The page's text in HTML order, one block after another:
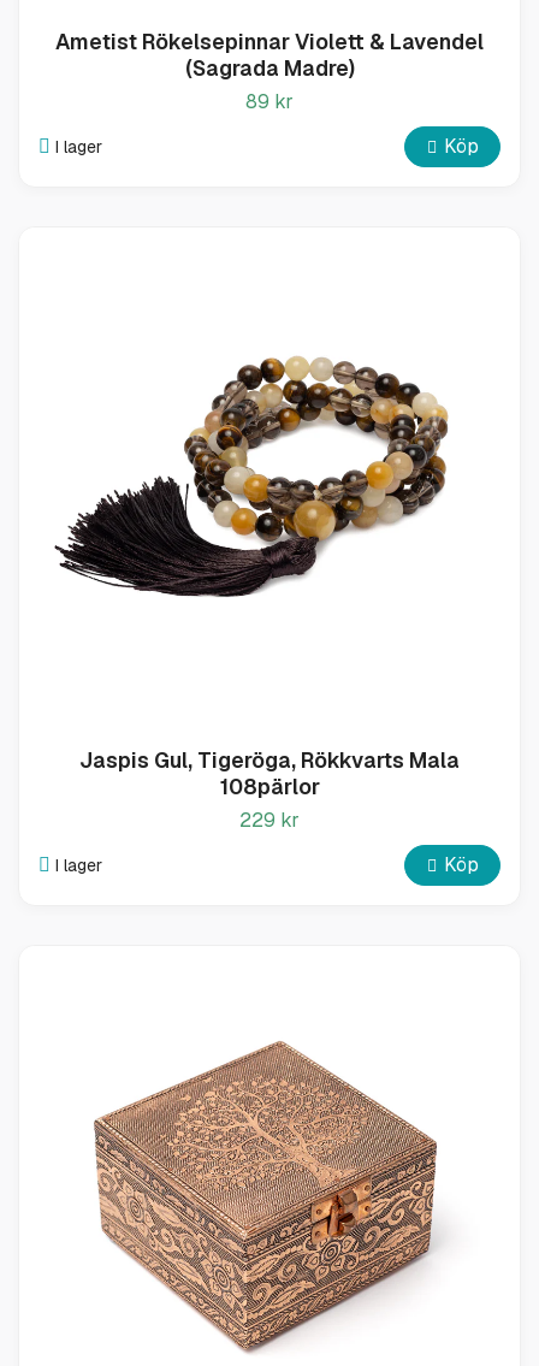
Ametist Rökelsepinnar Violett & Lavendel
(Sagrada Madre)
89 kr
I lager Köp
Jaspis Gul, Tigeröga, Rökkvarts Mala
108pärlor
229 kr
I lager Köp